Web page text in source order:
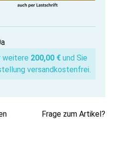
weitere 200,00 € und Sie
versandkostenfrei.
Frage zum Artikel?